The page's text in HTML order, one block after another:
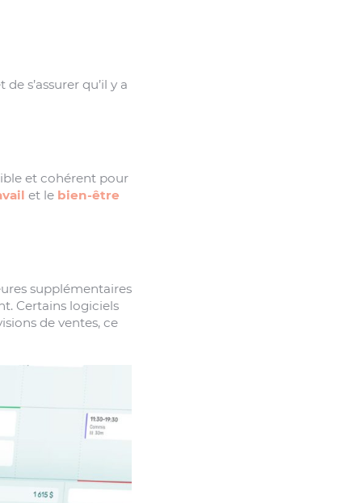
s’assurer qu’il y a
et cohérent pour
et le bien-être
supplémentaires
Certains logiciels
de ventes, ce